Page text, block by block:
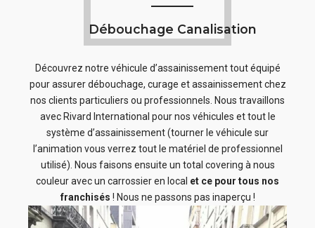
Débouchage Canalisation
Découvrez notre véhicule d’assainissement tout équipé
pour assurer débouchage, curage et assainissement chez
nos clients particuliers ou professionnels. Nous travaillons
avec Rivard International pour nos véhicules et tout le
système d’assainissement (tourner le véhicule sur
l’animation vous verrez tout le matériel de professionnel
utilisé). Nous faisons ensuite un total covering à nous
couleur avec un carrossier en local et ce pour tous nos
franchisés ! Nous ne passons pas inaperçu !